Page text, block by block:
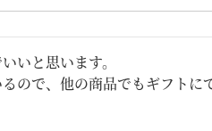
いと思います。
ので、他の商品でもギフトに